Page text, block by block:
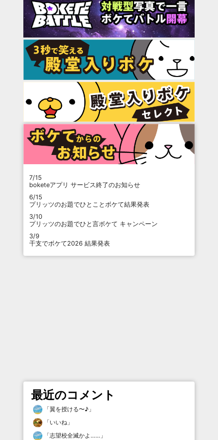
7/15
boketeアプリ サービス終了のお知らせ
6/15
プリッツのお題でひとことボケて結果発表
3/10
プリッツのお題でひと言ボケて キャンペーン
3/9
干支でボケて2026 結果発表
最近のコメント
「翼を授ける〜♪ 」
「いいね 」
「志望校全滅かよ…… 」